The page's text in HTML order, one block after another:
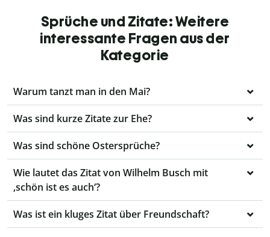
Sprüche und Zitate: Weitere
interessante Fragen aus der
Kategorie
Warum tanzt man in den Mai?
Was sind kurze Zitate zur Ehe?
Was sind schöne Ostersprüche?
Wie lautet das Zitat von Wilhelm Busch mit
‚schön ist es auch‘?
Was ist ein kluges Zitat über Freundschaft?